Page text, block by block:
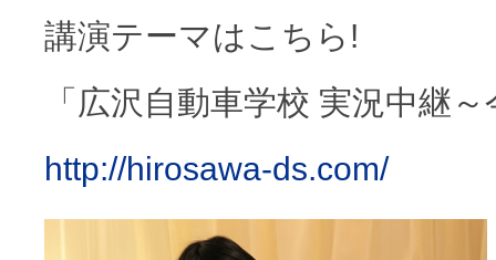
講演テーマはこちら!
「広沢自動車学校 実況中継
http://hirosawa-ds.com/